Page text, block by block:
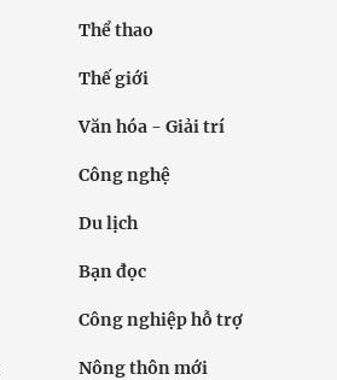
Thể thao
Thế giới
Văn hóa - Giải trí
Công nghệ
Du lịch
Bạn đọc
Công nghiệp hỗ trợ
Nông thôn mới